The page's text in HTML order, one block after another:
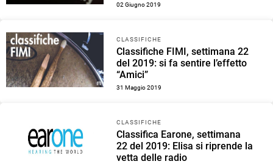
02 Giugno 2019
CLASSIFICHE
Classifiche FIMI, settimana 22
del 2019: si fa sentire l’effetto
“Amici”
31 Maggio 2019
CLASSIFICHE
Classifica Earone, settimana
22 del 2019: Elisa si riprende la
vetta delle radio